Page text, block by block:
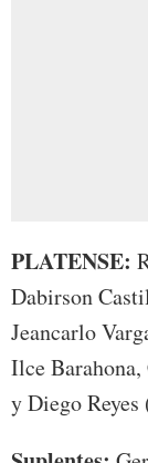
PLATENSE:
Dabirson
Jeancarlo
Ilce
y Diego